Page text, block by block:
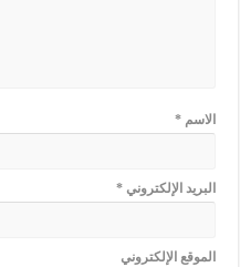
الاسم*
البريد الإلكتروني*
الموقع الإلكتروني